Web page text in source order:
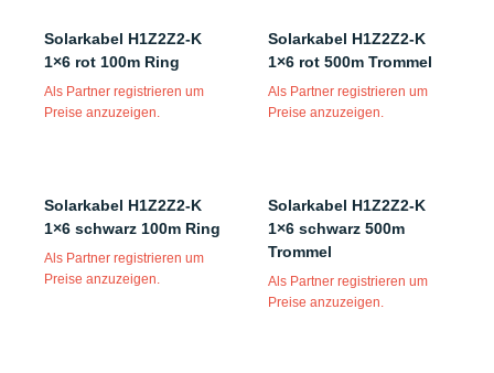
Solarkabel H1Z2Z2-K
1×6 rot 100m Ring
Als Partner registrieren um
Preise anzuzeigen.
Solarkabel H1Z2Z2-K
1×6 rot 500m Trommel
Als Partner registrieren um
Preise anzuzeigen.
Solarkabel H1Z2Z2-K
1×6 schwarz 100m Ring
Als Partner registrieren um
Preise anzuzeigen.
Solarkabel H1Z2Z2-K
1×6 schwarz 500m
Trommel
Als Partner registrieren um
Preise anzuzeigen.